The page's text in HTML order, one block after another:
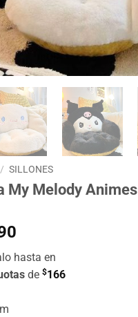
/ SILLONES
My Melody Animes
actual
es:
hasta en
de $166